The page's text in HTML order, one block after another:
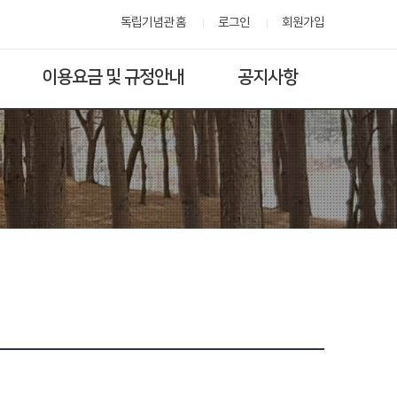
독립기념관 홈 로그인 회원가입
이용요금 및 규정안내 공지사항